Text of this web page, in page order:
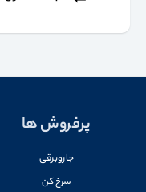
پرفروش ها
جاروبرقی
سرخ کن